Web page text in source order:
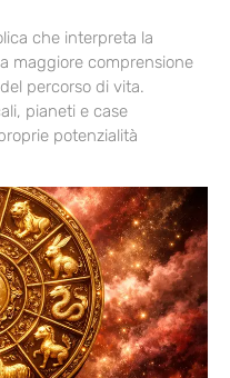
che interpreta la
maggiore comprensione
percorso di vita.
pianeti e case
potenzialità